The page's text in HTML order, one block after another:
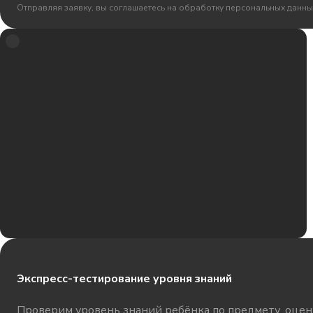
Отправляя заявку, вы соглашаетесь на обработку персональных
Экспресс-тестирование уровня знаний